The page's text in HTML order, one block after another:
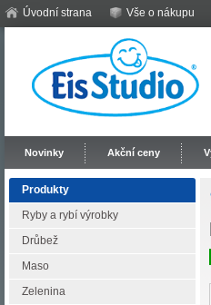
Úvodní strana Vše o nákupu
Novinky Akční ceny
Produkty
Ryby a rybí výrobky
Drůbež
Maso
Zelenina